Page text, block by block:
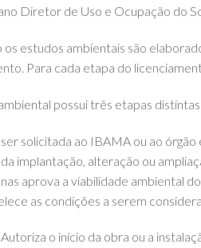
Diretor de Uso e Ocupação do
estudos ambientais são
Para cada etapa do
possui três etapas
solicitada ao IBAMA ou ao
implantação, alteração ou
aprova a viabilidade ambiental
as condições a serem
o início da obra ou a